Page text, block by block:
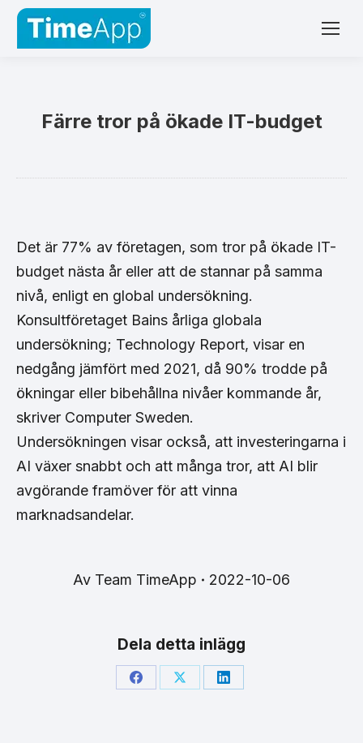
Färre tror på ökade IT-budget
Det är 77% av företagen, som tror på ökade IT-
budget nästa år eller att de stannar på samma
nivå, enligt en global undersökning.
Konsultföretaget Bains årliga globala
undersökning; Technology Report, visar en
nedgång jämfört med 2021, då 90% trodde på
ökningar eller bibehållna nivåer kommande år,
skriver Computer Sweden.
Undersökningen visar också, att investeringarna i
AI växer snabbt och att många tror, att AI blir
avgörande framöver för att vinna
marknadsandelar.
Av Team TimeApp 2022-10-06
Dela detta inlägg
Share Share Share